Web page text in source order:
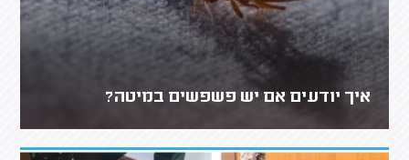
איך יודעים אם יש פשפשים במיטה?